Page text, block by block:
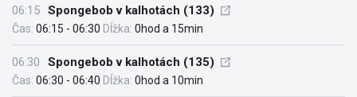
06:15 Spongebob v kalhotách (133)
Čas: 06:15 - 06:30 Dĺžka: 0hod a 15min
06:30 Spongebob v kalhotách (135)
Čas: 06:30 - 06:40 Dĺžka: 0hod a 10min